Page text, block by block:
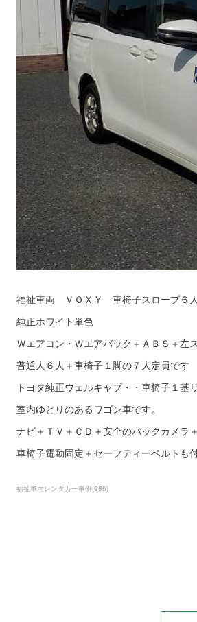
福祉車両 ＶＯＸＹ 車椅子スロープ６
純正ホワイト単色
Ｗエアコン・Ｗエアバック＋ＡＢＳ＋左
普通人６人＋車椅子１脚の７人定員です
トヨタ純正ウェルキャブ・・車椅子１基
室内ゆとりのあるワゴン車です。
ナビ＋ＴＶ＋ＣＤ＋安全のバックカメラ
車椅子電動固定＋セーフティーベルトも
福祉車両レンタカー事例(986)